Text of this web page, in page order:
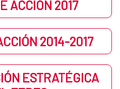
ACCIÓN 2017
2014-2017
ESTRATÉGICA